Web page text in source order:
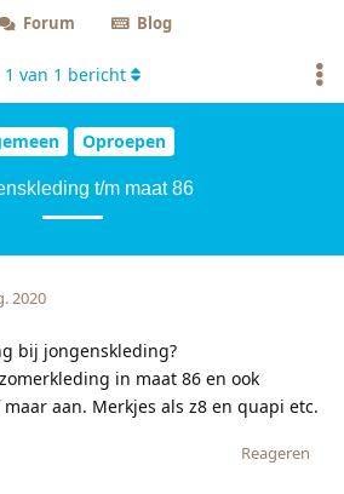
Forum Blog
Oproepen
t/m maat 86
1 van 1 bericht
2020
bij jongenskleding?
in maat 86 en ook
aan. Merkjes als z8 en quapi etc.
Reageren